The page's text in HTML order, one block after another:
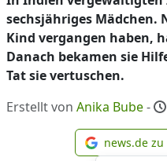
sechsjähriges Mädchen.
Kind vergangen haben,
Danach bekamen sie
Tat sie vertuschen.
Erstellt von Anika Bube-
news.de